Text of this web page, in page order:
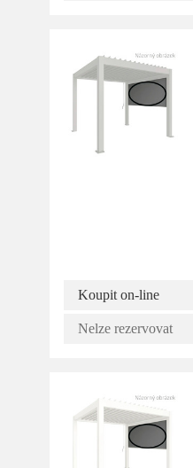
Koupit on-line
Nelze rezervovat